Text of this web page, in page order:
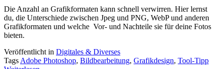
Die Anzahl an Grafikformaten kann schnell verwirren. Hier lernst
du, die Unterschiede zwischen Jpeg und PNG, WebP und anderen
Grafikformaten und welche Vor- und Nachteile sie für deine Fotos
bieten.
Veröffentlicht in Digitales & Diverses
Tags Adobe Photoshop, Bildbearbeitung, Grafikdesign, Tool-Tipp